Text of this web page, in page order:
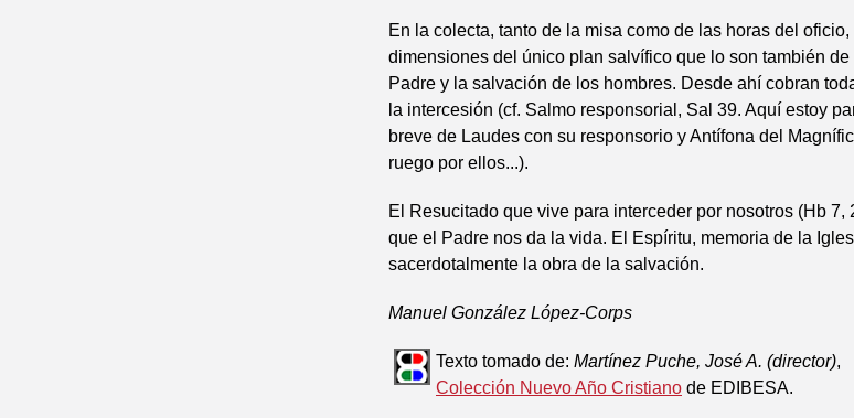
En la colecta, tanto de la misa como de las horas del
dimensiones del único plan salvífico que lo son también
Padre y la salvación de los hombres. Desde ahí cobran
la intercesión (cf. Salmo responsorial, Sal 39. Aquí estoy
breve de Laudes con su responsorio y Antífona del
ruego por ellos...).
El Resucitado que vive para interceder por nosotros (Hb 7,
que el Padre nos da la vida. El Espíritu, memoria de la
sacerdotalmente la obra de la salvación.
Manuel González López-Corps
Texto tomado de: Martínez Puche, José A. (director),
Colección Nuevo Año Cristiano de EDIBESA.